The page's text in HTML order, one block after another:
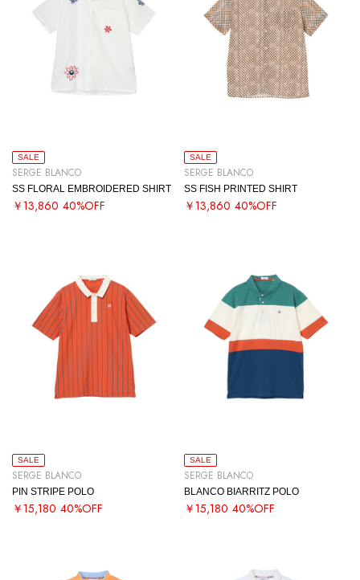
SALE
SERGE BLANCO
SS FLORAL EMBROIDERED SHIRT
￥13,860 40%OFF
SALE
SERGE BLANCO
SS FISH PRINTED SHIRT
￥13,860 40%OFF
SALE
SERGE BLANCO
PIN STRIPE POLO
￥15,180 40%OFF
SALE
SERGE BLANCO
BLANCO BIARRITZ POLO
￥15,180 40%OFF